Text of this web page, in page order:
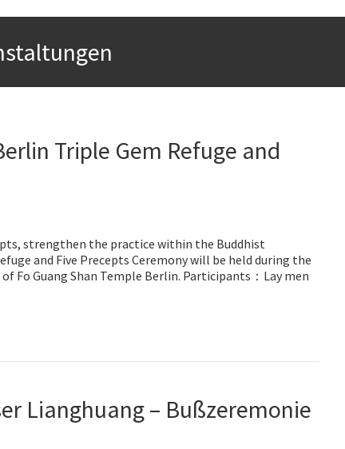
Triple Gem Refuge and
strengthen the practice within the Buddhist
and Five Precepts Ceremony will be held during the
Fo Guang Shan Temple Berlin. Participants：Lay men
Lianghuang – Bußzeremonie